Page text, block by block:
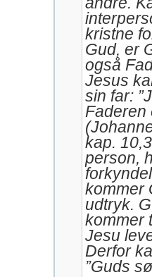
kristne
Gud, er
også
Jesus
sin far:
Faderen
kap.
person,
kommer
udtryk.
kommer
Jesu
Derfor
”Guds